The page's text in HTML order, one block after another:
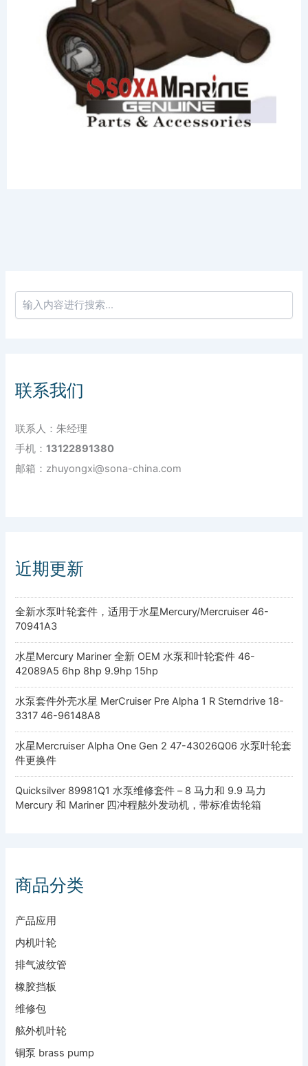
联系我们
联系人：朱经理
手机：13122891380
邮箱：zhuyongxi@sona-china.com
近期更新
全新水泵叶轮套件，适用于水星Mercury/Mercruiser 46-
70941A3
水星Mercury Mariner 全新 OEM 水泵和叶轮套件 46-
42089A5 6hp 8hp 9.9hp 15hp
水泵套件外壳水星 MerCruiser Pre Alpha 1 R Sterndrive 18-
3317 46-96148A8
水星Mercruiser Alpha One Gen 2 47-43026Q06 水泵叶轮套
件更换件
Quicksilver 89981Q1 水泵维修套件 – 8 马力和 9.9 马力
Mercury 和 Mariner 四冲程舷外发动机，带标准齿轮箱
商品分类
产品应用
内机叶轮
排气波纹管
橡胶挡板
维修包
舷外机叶轮
铜泵 brass pump